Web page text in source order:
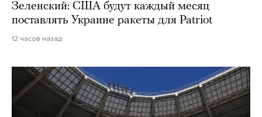
Зеленский: США будут каждый месяц
поставлять Украине ракеты для Patriot
12 часов назад